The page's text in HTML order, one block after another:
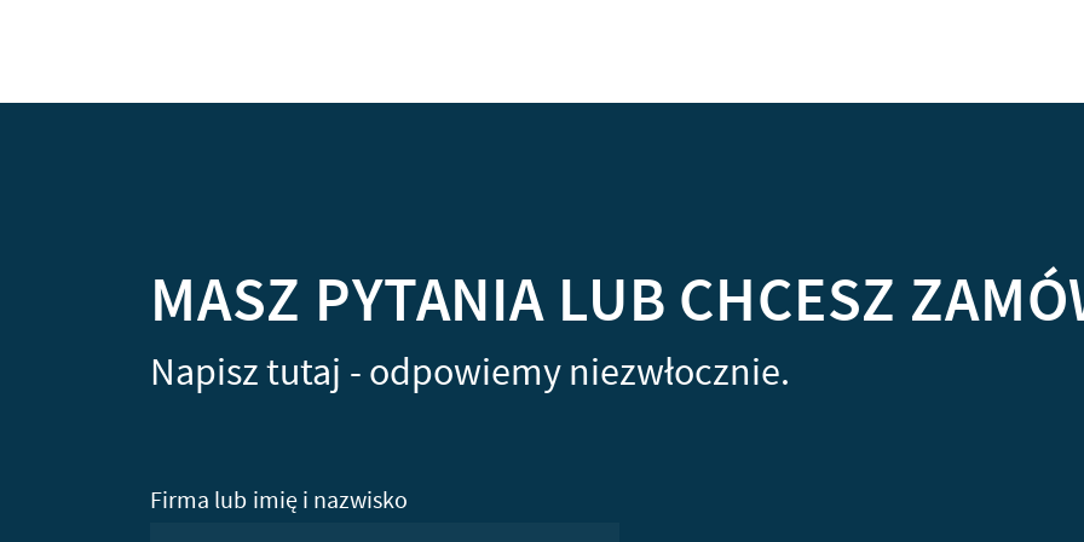
MASZ PYTANIA LUB CHCESZ
Napisz tutaj - odpowiemy niezwłocznie.
Firma lub imię i nazwisko